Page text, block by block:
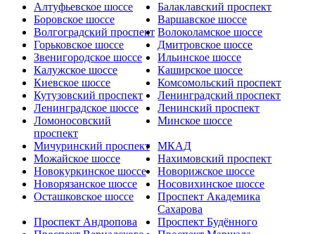
Алтуфьевское шоссе
Балаклавский проспект
Боровское шоссе
Варшавское шоссе
Волгоградский проспект Волоколамское шоссе
Горьковское шоссе
Дмитровское шоссе
Звенигородское шоссе
Ильинское шоссе
Калужское шоссе
Каширское шоссе
Киевское шоссе
Комсомольский проспект
Кутузовский проспект
Ленинградский проспект
Ленинградское шоссе
Ленинский проспект
Ломоносовский
проспект
Минское шоссе
Мичуринский проспект
МКАД
Можайское шоссе
Нахимовский проспект
Новокуркинское шоссе
Новорижское шоссе
Новорязанское шоссе
Носовихинское шоссе
Осташковское шоссе
Проспект Академика
Сахарова
Проспект Андропова
Проспект Будённого